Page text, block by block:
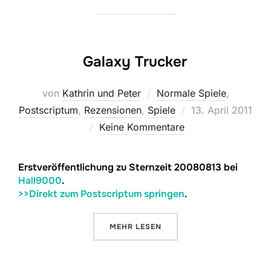
Galaxy Trucker
von Kathrin und Peter Normale Spiele,
Postscriptum, Rezensionen, Spiele
Veröffentlicht
13. April 2011
Keine Kommentare
Erstveröffentlichung zu Sternzeit 20080813 bei
Hall9000.
>>Direkt zum Postscriptum springen.
MEHR ÜBER „GALAXY TRUCKER“
LESEN